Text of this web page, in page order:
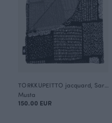
Musta
150.00 EUR